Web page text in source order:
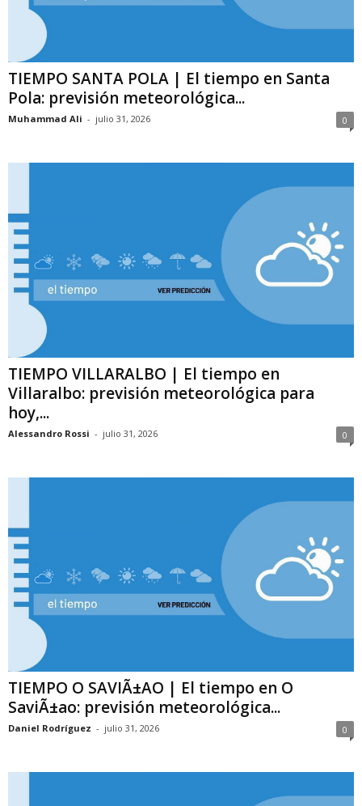
TIEMPO SANTA POLA | El tiempo en Santa
Pola: previsión meteorológica...
Muhammad Ali - julio 31, 2026 0
TIEMPO VILLARALBO | El tiempo en
Villaralbo: previsión meteorológica para
hoy,...
Alessandro Rossi - julio 31, 2026 0
TIEMPO O SAVIÃ±AO | El tiempo en O
SaviÃ±ao: previsión meteorológica...
Daniel Rodríguez - julio 31, 2026 0